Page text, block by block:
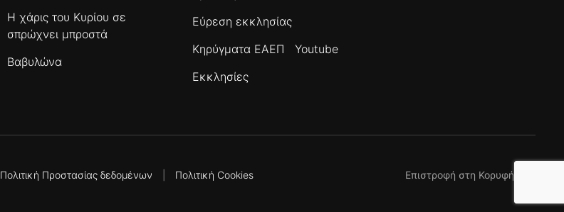
Η χάρις του Κυρίου σε
σπρώχνει μπροστά
Βαβυλώνα
Εύρεση εκκλησίας
Κηρύγματα ΕΑΕΠ
Youtube
Εκκλησίες
Πολιτική Προστασίας δεδομένων Πολιτική Cookies Επιστροφή στη Κορυφή